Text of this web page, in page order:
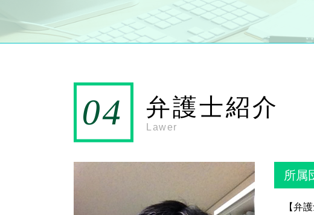
公正証書遺言 もめる
遺留分侵害額請求 時効
相続 法定相続分以上
相続手続き 必要書類
相続放棄 期限
遺留分減殺請求
遺産分割協議書 必要書類
弁護士紹介
Lawer
所属
【弁